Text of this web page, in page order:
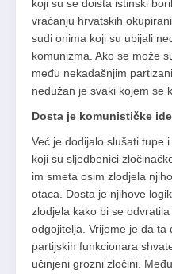
koji su se doista istinski
vraćanju hrvatskih
sudi onima koji su ubijali
komunizma. Ako se može
među nekadašnjim
nedužan je svaki kojem se
Dosta je komunističke
Već je dodijalo slušati tupe
koji su sljedbenici
im smeta osim zlodjela
otaca. Dosta je njihove
zlodjela kako bi se
odgojitelja. Vrijeme je da ta
partijskih funkcionara
učinjeni grozni zločini.